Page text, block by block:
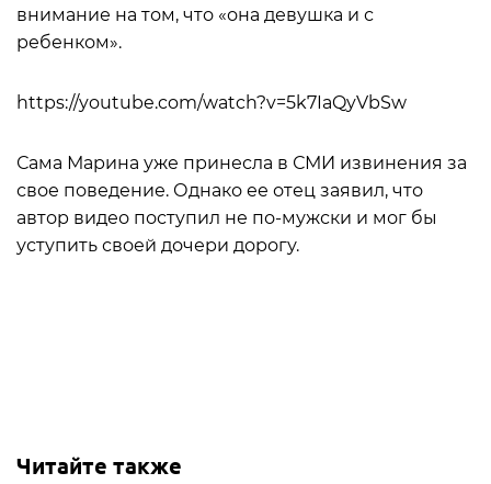
внимание на том, что «она девушка и с
ребенком».
https://youtube.com/watch?v=5k7IaQyVbSw
Сама Марина уже принесла в СМИ извинения за
свое поведение. Однако ее отец заявил, что
автор видео поступил не по-мужски и мог бы
уступить своей дочери дорогу.
Читайте также